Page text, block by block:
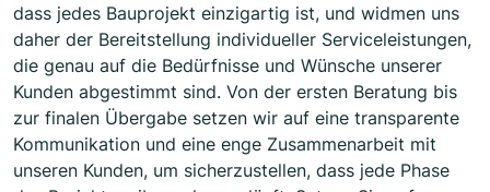
dass jedes Bauprojekt einzigartig ist, und widmen uns
daher der Bereitstellung individueller Serviceleistungen,
die genau auf die Bedürfnisse und Wünsche unserer
Kunden abgestimmt sind. Von der ersten Beratung bis
zur finalen Übergabe setzen wir auf eine transparente
Kommunikation und eine enge Zusammenarbeit mit
unseren Kunden, um sicherzustellen, dass jede Phase